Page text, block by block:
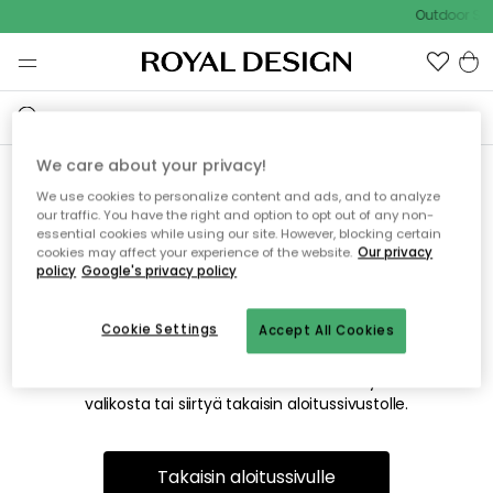
Outdoor
Emme valitettavasti löydä
etsimääsi sivua
Tämä voi johtua siitä, että sivua ei enää ole tai siitä, että se
on siirretty muualle. Pahoittelemme tästä mahdollisesti
valikosta tai siirtyä takaisin aloitussivustolle.
Takaisin aloitussivulle
We care about your privacy!
We use cookies to personalize content and ads, and to analyze
our traffic. You have the right and option to opt out of any non-
essential cookies while using our site. However, blocking certain
cookies may affect your experience of the website. Our privacy
policy Google's privacy policy
Accept All Cookies
Cookie Settings